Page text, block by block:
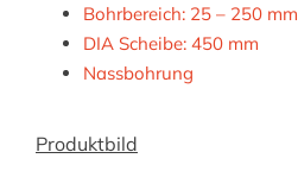
Bohrbereich: 25 – 250 mm
DIA Scheibe: 450 mm
Nassbohrung
Produktbild